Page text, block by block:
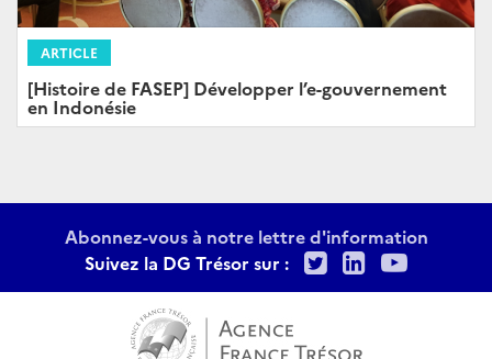
ARTICLE
[Histoire de FASEP] Développer l’e-gouvernement
en Indonésie
Abonnez-vous à notre lettre d'information
Suivez la DG Trésor sur :
TwitterLinkedIn